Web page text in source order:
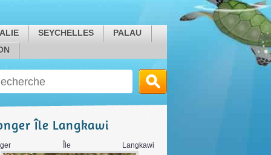
SEYCHELLES
PALAU
Île Langkawi
Île Langkawi